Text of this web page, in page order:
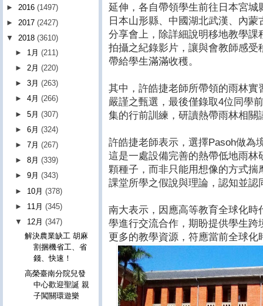
延伸，各自帶領學生前往日本宮
日本山形縣、中國湖北武漢、內
分享會上，除詳細說明移地教學
拍攝之紀錄影片，讓與會教師感
帶給學生滿滿收穫。
其中，許皓捷老師所帶領的雨林
嚴謹之甄選，最後僅錄取4位同學
集的行前訓練，研讀熱帶雨林相關
許皓捷老師表示，選擇Pasoh做為
這是一處設備完善的熱帶低地雨
顆種子，而非只能用想像的方式
課堂所學之假說與理論，認知並認
南大表示，因應高等教育全球化
學進行交流合作，期盼提供學生
更多的教學資源，符應當前全球
► 2016 (1497)
► 2017 (2427)
▼ 2018 (3610)
► 1月(211)
► 2月(220)
►3月(263)
►4月(266)
►5月(307)
►6月(324)
►7月(267)
►8月(339)
►9月(343)
► 10月(378)
► 11月(345)
▼ 12月(347)
解決農業缺工 胡麻
割捆機省工、省
錢、快速！
高榮臺南分院兒發
中心歡迎聖誕 親
子闖關環遊樂